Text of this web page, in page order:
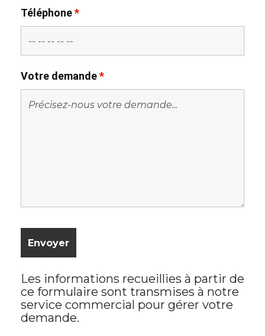
Téléphone*
Votre demande*
Les informations recueillies à partir de
ce formulaire sont transmises à notre
service commercial pour gérer votre
demande.